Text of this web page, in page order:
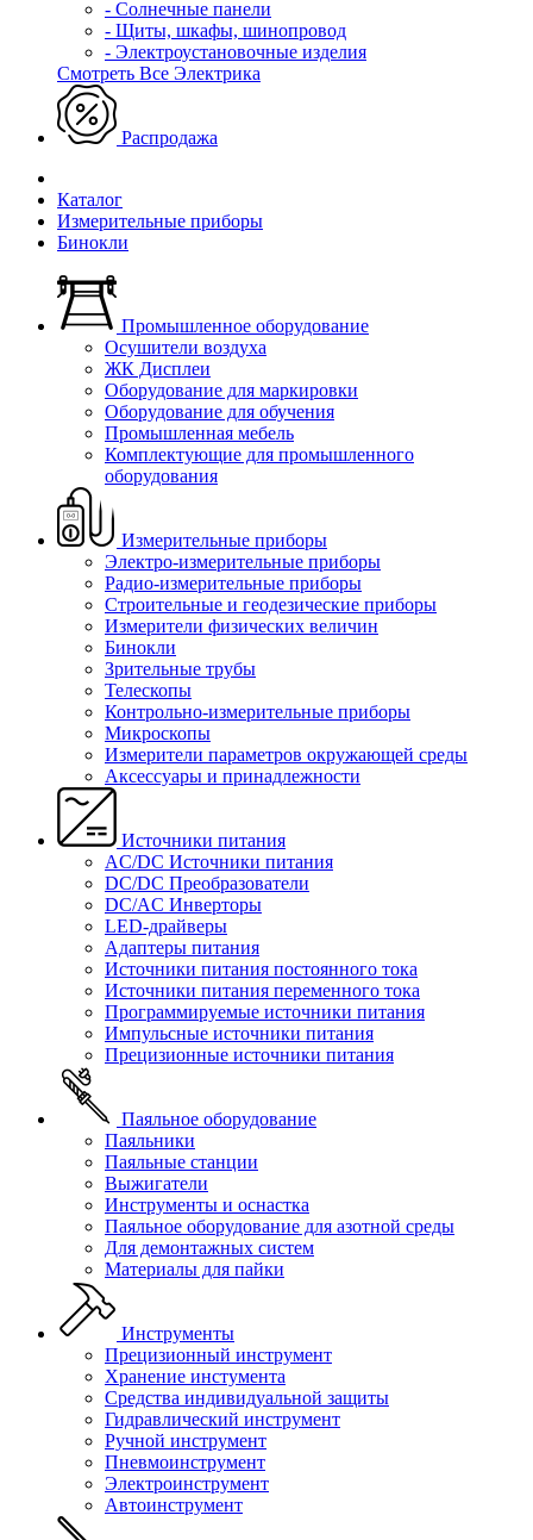
- Солнечные панели
- Щиты, шкафы, шинопровод
- Электроустановочные изделия
Смотреть Все Электрика
Распродажа
Каталог
Измерительные приборы
Бинокли
Промышленное оборудование
Осушители воздуха
ЖК Дисплеи
Оборудование для маркировки
Оборудование для обучения
Промышленная мебель
Комплектующие для промышленного
оборудования
Измерительные приборы
Электро-измерительные приборы
Радио-измерительные приборы
Строительные и геодезические приборы
Измерители физических величин
Бинокли
Зрительные трубы
Телескопы
Контрольно-измерительные приборы
Микроскопы
Измерители параметров окружающей среды
Аксессуары и принадлежности
Источники питания
AC/DC Источники питания
DC/DC Преобразователи
DC/AC Инверторы
LED-драйверы
Адаптеры питания
Источники питания постоянного тока
Источники питания переменного тока
Программируемые источники питания
Импульсные источники питания
Прецизионные источники питания
Паяльное оборудование
Паяльники
Паяльные станции
Выжигатели
Инструменты и оснастка
Паяльное оборудование для азотной среды
Для демонтажных систем
Материалы для пайки
Инструменты
Прецизионный инструмент
Хранение инстумента
Средства индивидуальной защиты
Гидравлический инструмент
Ручной инструмент
Пневмоинструмент
Электроинструмент
Автоинструмент